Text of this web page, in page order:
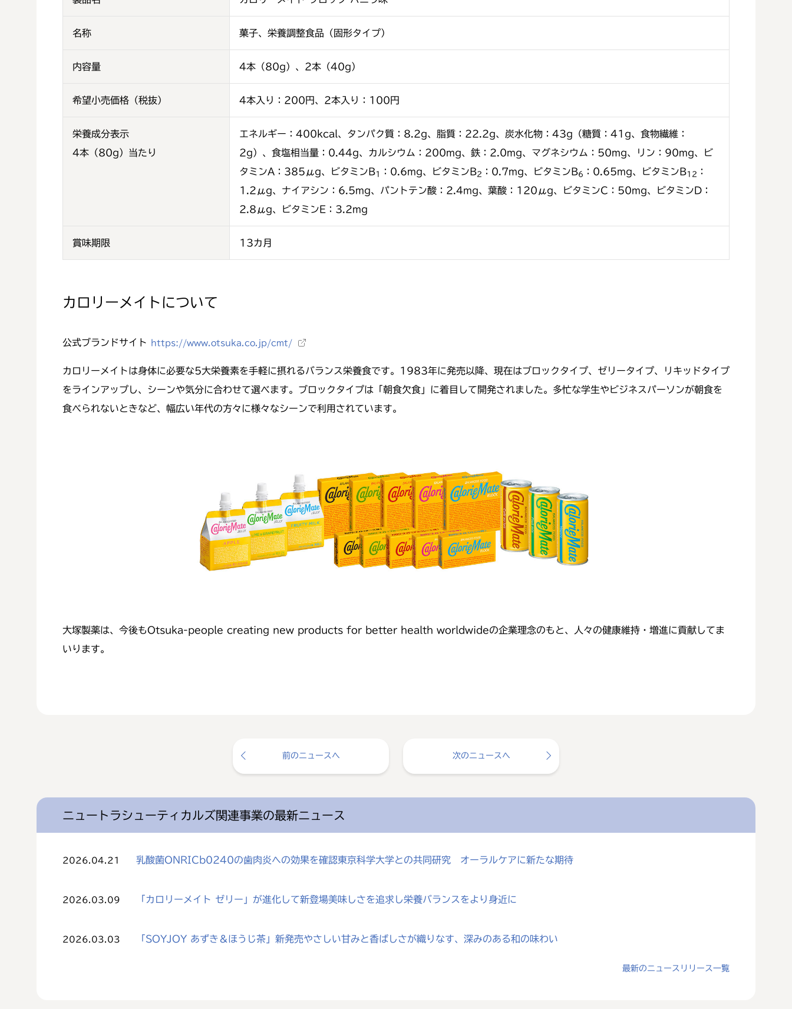
名称 菓子、栄養調整食品（固形タイプ）
内容量 4本（80g）、2本（40g）
希望小売価格（税抜） 4本入り：200円、2本入り：100円
栄養成分表示
4本（80g）当たり
エネルギー：400kcal、タンパク質：8.2g、脂質：22.2g、炭水化物：43g（糖質：41g、食物繊維：
2g）、食塩相当量：0.44g、カルシウム：200mg、鉄：2.0mg、マグネシウム：50mg、リン：90mg、ビ
タミンA：385μg、ビタミンB1 ：0.6mg、ビタミンB2 ：0.7mg、ビタミンB6 ：0.65mg、ビタミンB12
：
1.2μg、ナイアシン：6.5mg、パントテン酸：2.4mg、葉酸：120μg、ビタミンC：50mg、ビタミンD：
2.8μg、ビタミンE：3.2mg
賞味期限 13カ月
カロリーメイトについて
公式ブランドサイト https://www.otsuka.co.jp/cmt/
カロリーメイトは身体に必要な5大栄養素を手軽に摂れるバランス栄養食です。1983年に発売以降、現在はブロックタイプ、ゼリータイプ、リキッドタイプ
をラインアップし、シーンや気分に合わせて選べます。ブロックタイプは「朝食欠食」に着目して開発されました。多忙な学生やビジネスパーソンが朝食を
食べられないときなど、幅広い年代の方々に様々なシーンで利用されています。
大塚製薬は、今後もOtsuka-people creating new products for better health worldwideの企業理念のもと、人々の健康維持・増進に貢献してま
いります。
前のニュースへ 次のニュースへ
ニュートラシューティカルズ関連事業の最新ニュース
2026.04.21 乳酸菌ONRICb0240の歯肉炎への効果を確認東京科学大学との共同研究 オーラルケアに新たな期待
2026.03.09 「カロリーメイト ゼリー」が進化して新登場美味しさを追求し栄養バランスをより身近に
2026.03.03 「SOYJOY あずき＆ほうじ茶」新発売やさしい甘みと香ばしさが織りなす、深みのある和の味わい
最新のニュースリリース一覧